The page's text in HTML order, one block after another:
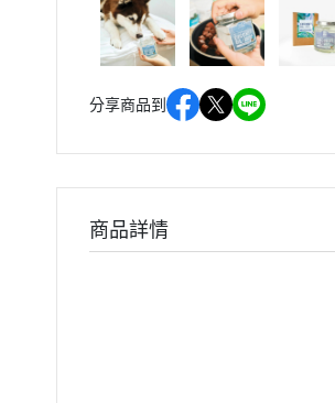
分享商品到
商品詳情